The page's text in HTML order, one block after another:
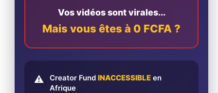
Vos vidéos sont virales...
Mais vous êtes à 0 FCFA ?
⚠️ Creator Fund INACCESSIBLE en
Afrique